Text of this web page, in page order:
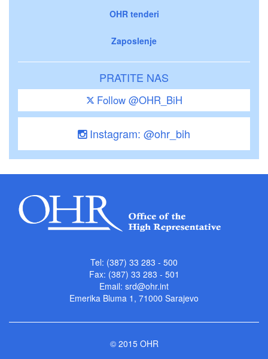
OHR tenderi
Zaposlenje
PRATITE NAS
Follow @OHR_BiH
Instagram: @ohr_bih
Tel: (387) 33 283 - 500
Fax: (387) 33 283 - 501
Email: srd@ohr.int
Emerika Bluma 1, 71000 Sarajevo
© 2015 OHR